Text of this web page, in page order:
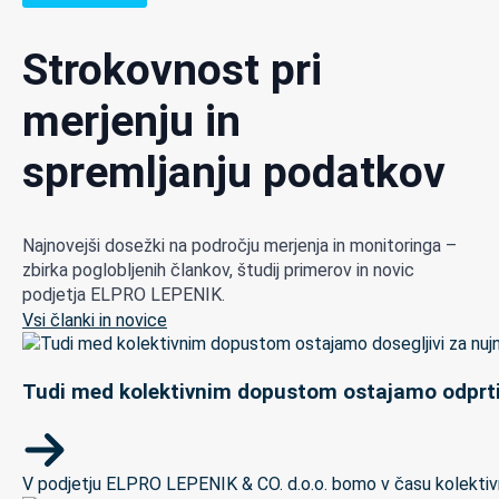
Strokovnost pri
merjenju in
spremljanju podatkov
Najnovejši dosežki na področju merjenja in monitoringa –
zbirka poglobljenih člankov, študij primerov in novic
podjetja ELPRO LEPENIK.
Vsi članki in novice
Tudi med kolektivnim dopustom ostajamo
V podjetju ELPRO LEPENIK & CO. d.o.o. bomo v času